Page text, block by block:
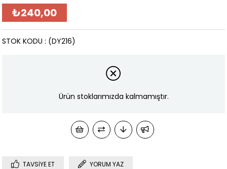
₺240,00
(DY216)
STOK KODU
Ürün stoklarımızda kalmamıştır.
TAVSIYE ET YORUM YAZ